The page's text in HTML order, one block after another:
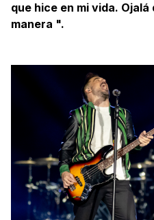
que hice en mi vida. Ojalá
manera ".